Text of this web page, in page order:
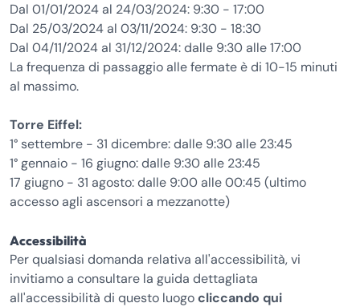
Dal 01/01/2024 al 24/03/2024: 9:30 - 17:00
Dal 25/03/2024 al 03/11/2024: 9:30 - 18:30
Dal 04/11/2024 al 31/12/2024: dalle 9:30 alle 17:00
La frequenza di passaggio alle fermate è di 10-15 minuti
al massimo.
Torre Eiffel:
1° settembre - 31 dicembre: dalle 9:30 alle 23:45
1° gennaio - 16 giugno: dalle 9:30 alle 23:45
17 giugno - 31 agosto: dalle 9:00 alle 00:45 (ultimo
accesso agli ascensori a mezzanotte)
Accessibilità
Per qualsiasi domanda relativa all'accessibilità, vi
invitiamo a consultare la guida dettagliata
all'accessibilità di questo luogocliccando qui